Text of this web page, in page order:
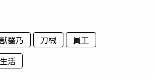
獸醫乃 刀械
員工
活